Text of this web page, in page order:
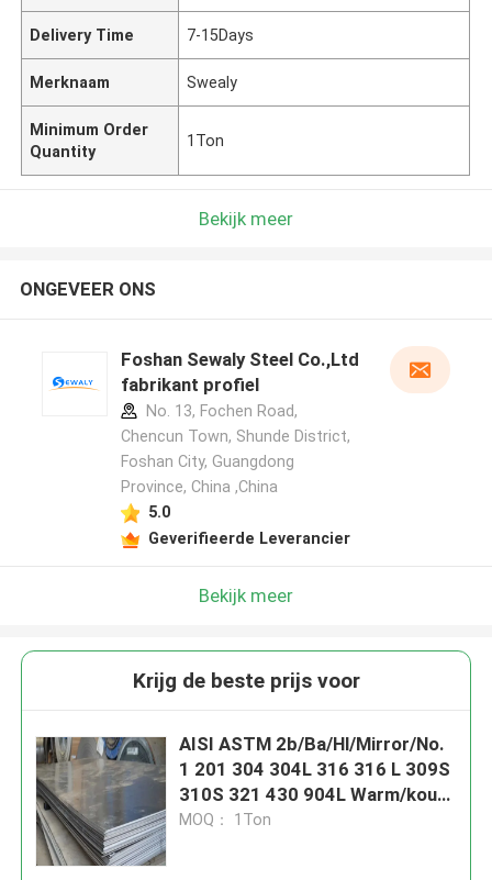
Delivery Time 7-15Days
Merknaam Swealy
Minimum Order
Quantity
1Ton
Bekijk meer
ONGEVEER ONS
Foshan Sewaly Steel Co.,Ltd
fabrikant profiel
No. 13, Fochen Road,
Chencun Town, Shunde District,
Foshan City, Guangdong
Province, China ,China
5.0
Geverifieerde Leverancier
Bekijk meer
Krijg de beste prijs voor
AISI ASTM 2b/Ba/Hl/Mirror/No.
1 201 304 304L 316 316 L 309S
310S 321 430 904L Warm/koud
gewalst roestvrij staalplaat
MOQ： 1Ton